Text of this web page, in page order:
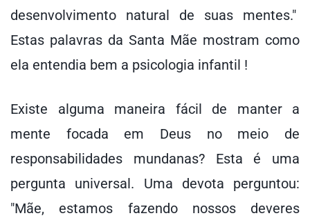
desenvolvimento natural de suas mentes."
Estas palavras da Santa Mãe mostram como
ela entendia bem a psicologia infantil !
Existe alguma maneira fácil de manter a
mente focada em Deus no meio de
responsabilidades mundanas? Esta é uma
pergunta universal. Uma devota perguntou:
"Mãe, estamos fazendo nossos deveres